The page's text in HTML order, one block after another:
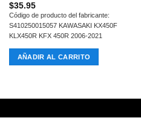
$35.95
Código de producto del fabricante:
S410250015057 KAWASAKI KX450F
KLX450R KFX 450R 2006-2021
AÑADIR AL CARRITO